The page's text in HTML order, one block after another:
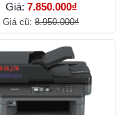
Giá: 7.850.000₫
Giá cũ: 8.950.000₫